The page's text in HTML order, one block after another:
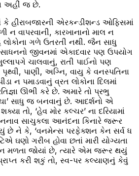
અહીં જ છે.
કે હીરાબજારની એરકન્ડીશન્ડ ઓફિસમાં
ન વાપરવાની, કારખાનાનો માલ ન
લોકોના ગળે ઉતરતી નથી. જૈન સાધુ
જીવનમાં એકાદવાર પણ ઉપયોગ
ચાલવાનું, રાતી પાઈનો પણ
પાણી, અગ્નિ, વાયુ કે વનસ્પતિના
ન પમાડવાનું વ્રત લોકોના દિલમાં
ઊભી કરે છે. અમારે તો પ્રભુ
સાધુ જ બનવાનું છે. આદર્શનો એ
તો, ‘હેવ મોર કલ્ચર’ ના દરિયામાં
સાચુકલા આનંદના કિનારે જરૂર
છે ને કે, ‘વનમેન્સ પરફેક્શન કેન સર્વ ધ
ઘણો ગરીબ હોવા છતાં મારી યોગ્યતા
મળતા જોયાં છે, ત્યારે એમ જરૂર થયું
કરી શકું તો, સ્વ-પર કલ્યાણનું કેવું